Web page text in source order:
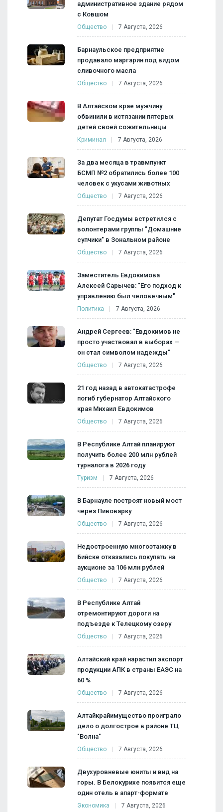
административное здание рядом
с Ковшом
Общество 7 Августа, 2026
Барнаульское предприятие
продавало маргарин под видом
сливочного масла
Общество 7 Августа, 2026
В Алтайском крае мужчину
обвинили в истязании пятерых
детей своей сожительницы
Криминал 7 Августа, 2026
За два месяца в травмпункт
БСМП №2 обратились более 100
человек с укусами животных
Общество 7 Августа, 2026
Депутат Госдумы встретился с
волонтерами группы "Домашние
супчики" в Зональном районе
Общество 7 Августа, 2026
Заместитель Евдокимова
Алексей Сарычев: "Его подход к
управлению был человечным"
Политика 7 Августа, 2026
Андрей Сергеев: "Евдокимов не
просто участвовал в выборах —
он стал символом надежды"
Общество 7 Августа, 2026
21 год назад в автокатастрофе
погиб губернатор Алтайского
края Михаил Евдокимов
Общество 7 Августа, 2026
В Республике Алтай планируют
получить более 200 млн рублей
турналога в 2026 году
Туризм 7 Августа, 2026
В Барнауле построят новый мост
через Пивоварку
Общество 7 Августа, 2026
Недостроенную многоэтажку в
Бийске отказались покупать на
аукционе за 106 млн рублей
Общество 7 Августа, 2026
В Республике Алтай
отремонтируют дороги на
подъезде к Телецкому озеру
Общество 7 Августа, 2026
Алтайский край нарастил экспорт
продукции АПК в страны ЕАЭС на
60 %
Общество 7 Августа, 2026
Алтайкрайимущество проиграло
дело о долгострое в районе ТЦ
"Волна"
Общество 7 Августа, 2026
Двухуровневые юниты и вид на
горы. В Белокурихе появится еще
один отель в апарт-формате
Экономика 7 Августа, 2026